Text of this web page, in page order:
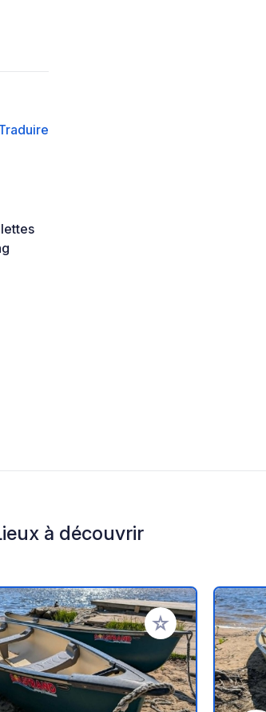
à découvrir
Ajouter à vos